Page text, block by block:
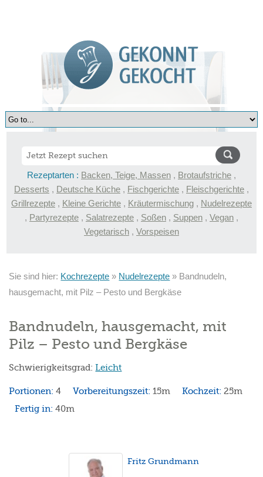
Rezeptarten : Backen, Teige, Massen , Brotaufstriche ,
Desserts , Deutsche Küche , Fischgerichte , Fleischgerichte ,
Grillrezepte , Kleine Gerichte , Kräutermischung , Nudelrezepte
, Partyrezepte , Salatrezepte , Soßen , Suppen , Vegan ,
Vegetarisch , Vorspeisen
Sie sind hier: Kochrezepte » Nudelrezepte » Bandnudeln,
hausgemacht, mit Pilz – Pesto und Bergkäse
Bandnudeln, hausgemacht, mit
Pilz – Pesto und Bergkäse
Schwierigkeitsgrad:Leicht
Portionen:4 Vorbereitungszeit:15m Kochzeit:25m
Fertig in:40m
Fritz Grundmann